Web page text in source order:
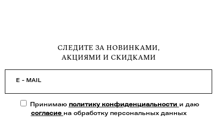
СЛЕДИТЕ ЗА НОВИНКАМИ,
АКЦИЯМИ И СКИДКАМИ
E - MAIL
Принимаю политику конфиденциальности и даю
согласие на обработку персональных данных